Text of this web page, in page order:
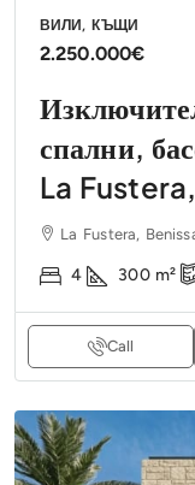
ВИЛИ, КЪЩИ
2.250.000€
спални,
La
La Fustera,
4 300 m²
Call